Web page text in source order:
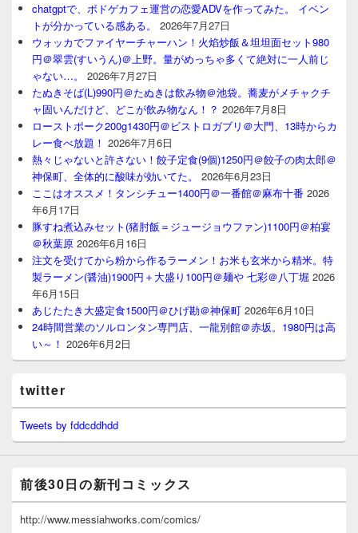
chatgptで、ボドゲカフェ運営の恋愛ADVを作ってみた。 イベン
トが分かっている感ある。
2026年7月27日
ウォッカでファイヤーチャーハン！火焰炒飯＆坦坦面セット980
円＠翠雲(すいうん)＠上野。量がめっちゃ多くて絶対に一人前じ
ゃない…。
2026年7月27日
たぬきそば(L)990円＠たぬきは飲み物＠池袋。蕎麦がメチャクチ
ャ固いんだけど、どこが飲み物なん！？ 2026年7月8日
ローストポーク200g1430円＠ビストロガブリ＠大門、13時からカ
レー食べ放題！ 2026年7月6日
熱々じゃないと許さない！餃子定食(9個)1250円＠餃子の肉太郎＠
神保町、全体的に酸味が効いてた。
2026年6月23日
ここはオススメ！タンシチュー1400円＠一番館＠麻布十番 2026
年6月17日
豚すね煮込みセット(猪肘飯＝ジュージョウファン)1100円＠柏宴
＠秋葉原 2026年6月16日
注文を受けてから粉から作るラーメン！お米も玄米から精米。特
製ラーメン(醤油)1900円＋大盛り100円＠麺や 七彩＠八丁堀 2026
年6月15日
あじたたき大盛定食1500円＠ひげ勘＠神保町 2026年6月10日
24時間営業のソルロンタン専門店、一龍別館＠赤坂。1980円は高
い～！ 2026年6月2日
twitter
Tweets by fddcddhdd
前後30日の新刊コミックス
http://www.messiahworks.com/comics/